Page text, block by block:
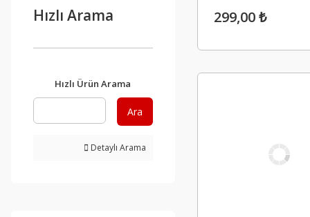
Hızlı Arama
Hızlı Ürün Arama
Ara
Detaylı Arama
299,00 ₺